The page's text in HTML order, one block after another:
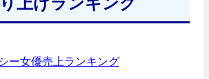
ー女優売上ランキング